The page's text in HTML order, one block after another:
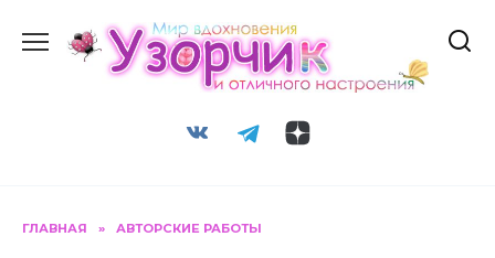
содержанию
ГЛАВНАЯ » АВТОРСКИЕ РАБОТЫ